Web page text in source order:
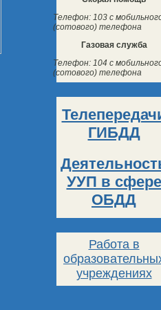
Телефон: 103 с
(сотового) телефона
Газовая служба
Телефон: 104 с
(сотового) телефона
ГИБДД
УУП в сфере
ОБДД
Работа в
учреждениях